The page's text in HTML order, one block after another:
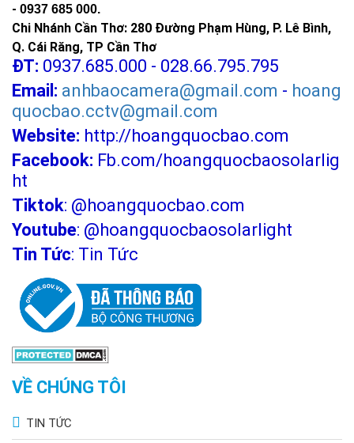
Đèn năng lượng mặt trời DCTIMES đáp ứng các tiêu
chuẩn Châu Âu như CE,RoHS
- 0937 685 000.
Chi Nhánh Cần Thơ: 280 Đường Phạm Hùng, P. Lê Bình,
Q. Cái Răng, TP Cần Thơ
ĐT: 0937.685.000 - 028.66.795.795
Email: anhbaocamera@gmail.com - hoang
quocbao.cctv@gmail.com
Website: http://hoangquocbao.com
Facebook: Fb.com/hoangquocbaosolarlig
ht
Tiktok: @hoangquocbao.com
Youtube: @hoangquocbaosolarlight
Tin Tức: Tin Tức
VỀ CHÚNG TÔI
TIN TỨC